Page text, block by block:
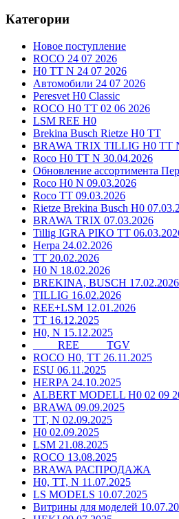
Категории
Новое поступление
ROCO 24 07 2026
H0 TT N 24 07 2026
Автомобили 24 07 2026
Peresvet H0 Classic
ROCO H0 TT 02 06 2026
LSM REE H0
Brekina Busch Rietze H0 TT
BRAWA TRIX TILLIG H0 TT
Roco H0 TT N 30.04.2026
Обновление ассортимента
Roco H0 N 09.03.2026
Roco TT 09.03.2026
Rietze Brekina Busch H0
BRAWA TRIX 07.03.2026
Tillig IGRA PIKO TT
Herpa 24.02.2026
TT 20.02.2026
H0 N 18.02.2026
BREKINA, BUSCH 17.02.2026
TILLIG 16.02.2026
REE+LSM 12.01.2026
TT 16.12.2025
H0, N 15.12.2025
____ REE ____ TGV
ROCO H0, TT 26.11.2025
ESU 06.11.2025
HERPA 24.10.2025
ALBERT MODELL H0 02 09
BRAWA 09.09.2025
TT, N 02.09.2025
H0 02.09.2025
LSM 21.08.2025
ROCO 13.08.2025
BRAWA РАСПРОДАЖА
H0, TT, N 11.07.2025
LS MODELS 10.07.2025
Витрины для моделей